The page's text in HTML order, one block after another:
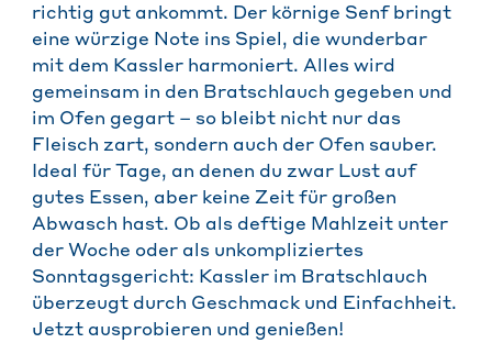
richtig gut ankommt. Der körnige Senf bringt
eine würzige Note ins Spiel, die wunderbar
mit dem Kassler harmoniert. Alles wird
gemeinsam in den Bratschlauch gegeben und
im Ofen gegart – so bleibt nicht nur das
Fleisch zart, sondern auch der Ofen sauber.
Ideal für Tage, an denen du zwar Lust auf
gutes Essen, aber keine Zeit für großen
Abwasch hast. Ob als deftige Mahlzeit unter
der Woche oder als unkompliziertes
Sonntagsgericht: Kassler im Bratschlauch
überzeugt durch Geschmack und Einfachheit.
Jetzt ausprobieren und genießen!